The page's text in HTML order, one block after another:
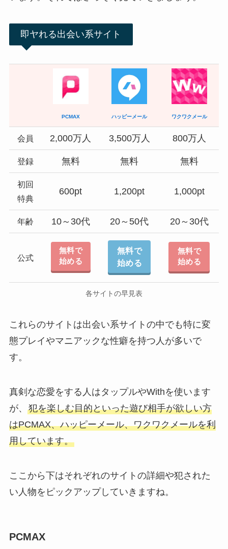
即ヤれる出会い系サイト
PCMAX ハッピーメール ワクワクメール
会員 2,000万人 3,500万人 800万人
登録 無料 無料 無料
初回
特典
600pt 1,200pt 1,000pt
年齢 10～30代 20～50代 20～30代
公式
無料で
始める
無料で
始める
無料で
始める
各サイトの早見表
これらのサイトは出会い系サイトの中でも特に変
態プレイやマニアックな性癖を持つ人が多いで
す。
真剣な恋愛をする人はタップルやWithを使います
が、 犯を楽しむ目的といった遊び相手が欲しい方
はPCMAX、ハッピーメール、ワクワクメールを利
用しています。
ここから下はそれぞれのサイトの詳細や犯された
い人物をピックアップしていきますね。
PCMAX